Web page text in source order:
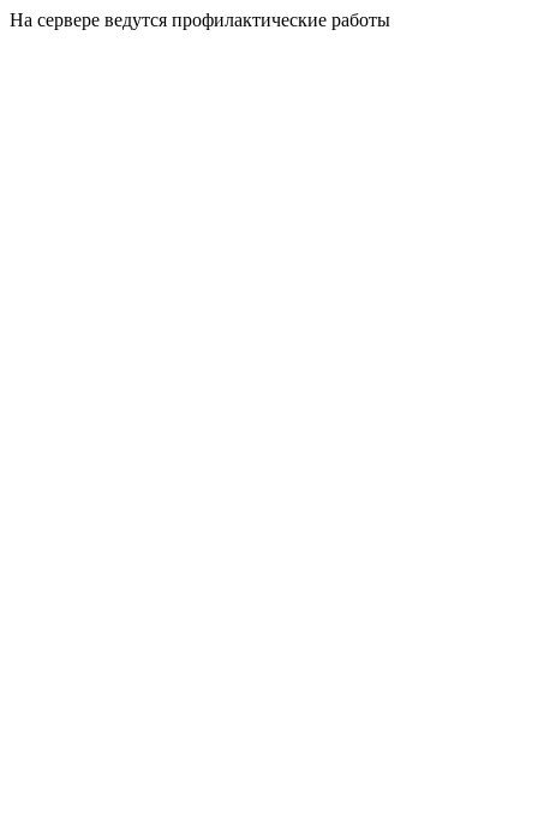
На сервере ведутся профилактические работы